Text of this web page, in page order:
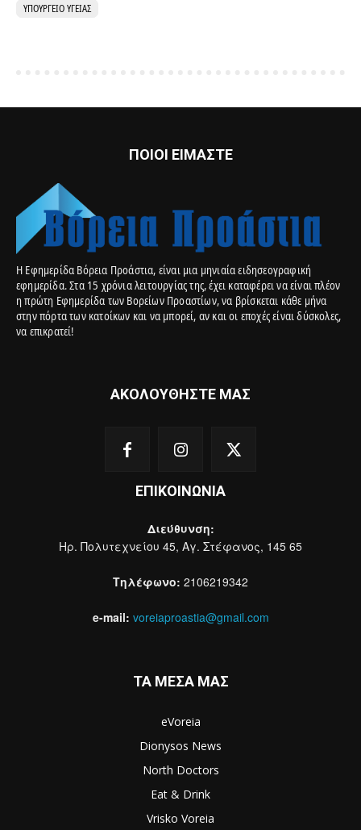
ΥΠΟΥΡΓΕΙΟ ΥΓΕΙΑΣ
ΠΟΙΟΙ ΕΙΜΑΣΤΕ
Η Εφημερίδα Βόρεια Προάστια, είναι μια μηνιαία ειδησεογραφική
εφημερίδα. Στα 15 χρόνια λειτουργίας της, έχει καταφέρει να είναι πλέον
η πρώτη Εφημερίδα των Βορείων Προαστίων, να βρίσκεται κάθε μήνα
στην πόρτα των κατοίκων και να μπορεί, αν και οι εποχές είναι δύσκολες,
να επικρατεί!
ΑΚΟΛΟΥΘΗΣΤΕ ΜΑΣ
ΕΠΙΚΟΙΝΩΝΙΑ
Διεύθυνση:
Ηρ. Πολυτεχνείου 45, Αγ. Στέφανος, 145 65
Τηλέφωνο: 2106219342
e-mail: voreiaproastia@gmail.com
ΤΑ ΜΕΣΑ ΜΑΣ
eVoreia
Dionysos News
North Doctors
Eat & Drink
Vrisko Voreia